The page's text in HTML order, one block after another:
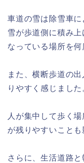
車道の雪は除雪車
雪が歩道側に積み
なっている場所を何
また、横断歩道の
りやすく感じました
人が集中して歩く
が残りやすいことも
さらに、生活道路